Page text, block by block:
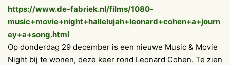
https://www.de-fabriek.nl/films/1080-
music+movie+night+hallelujah+leonard+cohen+a+journ
ey+a+song.html
Op donderdag 29 december is een nieuwe Music & Movie
Night bij te wonen, deze keer rond Leonard Cohen. Te zien